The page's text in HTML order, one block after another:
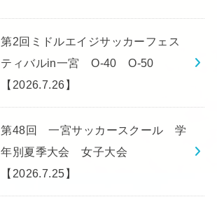
第2回ミドルエイジサッカーフェス
ティバルin一宮 O-40 O-50
【2026.7.26】
第48回 一宮サッカースクール 学
年別夏季大会 女子大会
【2026.7.25】